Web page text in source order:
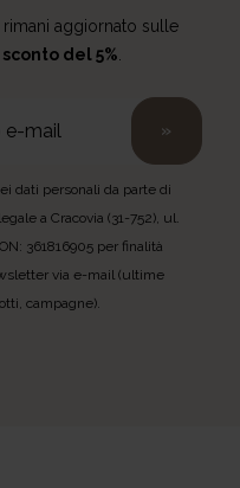
rimani aggiornato sulle
sconto del 5%.
»
dati personali da parte di
a Cracovia (31-752), ul.
361816905 per finalità
via e-mail (ultime
campagne).